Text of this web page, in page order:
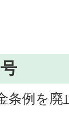
条例を